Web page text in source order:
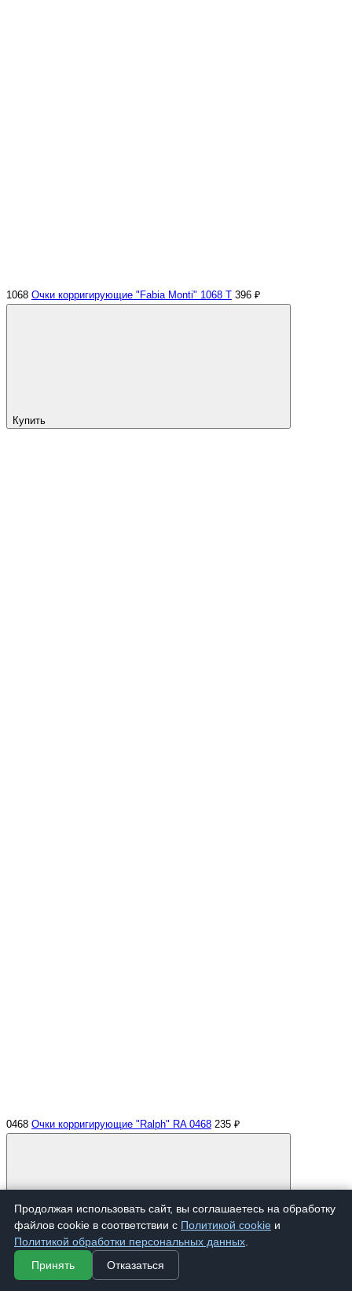
1068 Очки корригирующие "Fabia Monti" 1068 Т 396 ₽
Купить
0468 Очки корригирующие "Ralph" RA 0468 235 ₽
Купить
Продолжая использовать сайт, вы соглашаетесь на обработку
файлов cookie в соответствии с Политикой cookie и
Политикой обработки персональных данных
Принять
Отказаться